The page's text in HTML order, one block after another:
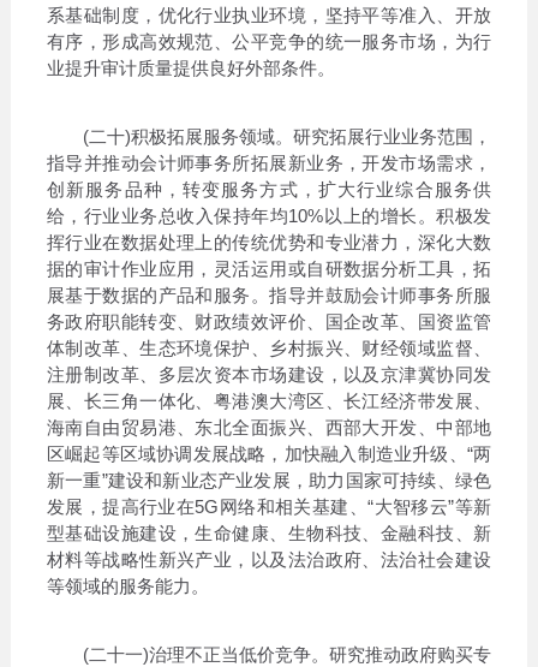
系基础制度，优化行业执业环境，坚持平等准入、开放
有序，形成高效规范、公平竞争的统一服务市场，为行
业提升审计质量提供良好外部条件。
(二十)积极拓展服务领域。研究拓展行业业务范围，
指导并推动会计师事务所拓展新业务，开发市场需求，
创新服务品种，转变服务方式，扩大行业综合服务供
给，行业业务总收入保持年均10%以上的增长。积极发
挥行业在数据处理上的传统优势和专业潜力，深化大数
据的审计作业应用，灵活运用或自研数据分析工具，拓
展基于数据的产品和服务。指导并鼓励会计师事务所服
务政府职能转变、财政绩效评价、国企改革、国资监管
体制改革、生态环境保护、乡村振兴、财经领域监督、
注册制改革、多层次资本市场建设，以及京津冀协同发
展、长三角一体化、粤港澳大湾区、长江经济带发展、
海南自由贸易港、东北全面振兴、西部大开发、中部地
区崛起等区域协调发展战略，加快融入制造业升级、“两
新一重”建设和新业态产业发展，助力国家可持续、绿色
发展，提高行业在5G网络和相关基建、“大智移云”等新
型基础设施建设，生命健康、生物科技、金融科技、新
材料等战略性新兴产业，以及法治政府、法治社会建设
等领域的服务能力。
(二十一)治理不正当低价竞争。研究推动政府购买专